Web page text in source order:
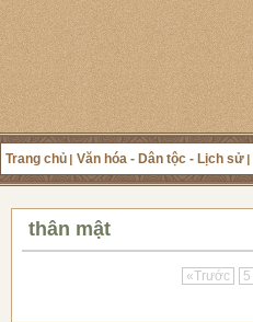
Trang chủ Văn hóa - Dân tộc - Lịch sử
thân mật
«Trước 5